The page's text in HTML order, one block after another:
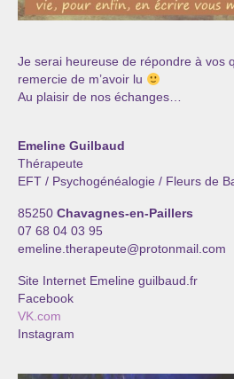
Je serai heureuse de répondre à vos
remercie de m’avoir lu
Au plaisir de nos échanges…
Emeline Guilbaud
Thérapeute
EFT / Psychogénéalogie / Fleurs de
85250 Chavagnes-en-Paillers
07 68 04 03 95
emeline.therapeute@protonmail.com
Site Internet Emeline guilbaud.fr
Facebook
VK.com
Instagram